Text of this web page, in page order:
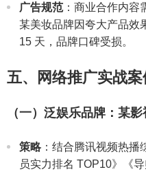
广告规范：商业合作内容
某美妆品牌因夸大产品效
15 天，品牌口碑受损。
五、网络推广实战案
（一）泛娱乐品牌：某
策略：结合腾讯视频热播
员实力排名 TOP10》《